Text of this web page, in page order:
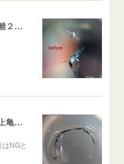
飛び石ひび割れ 施工例「近距離２箇所・パーシャル系+スターブレイク系」ハイエース
飛び石ひび割れ 施工例「表面上亀裂・ダメージクラック」ステラ
NGと